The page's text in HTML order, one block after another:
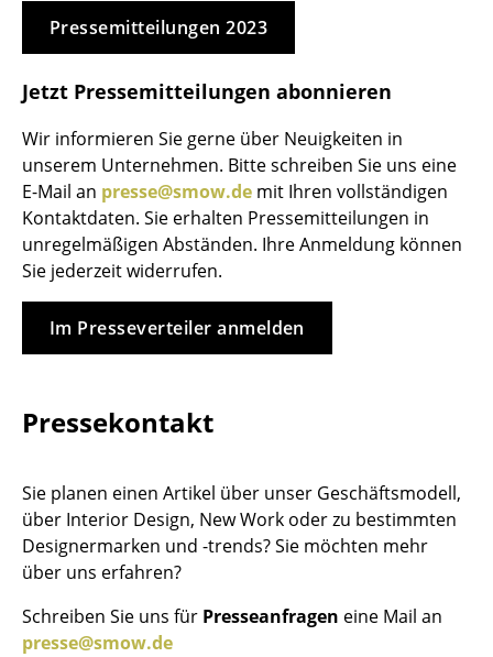
... alle Tische
Aufbewahren
Regale & Schränke
Bücherregale
Wandregale
Sideboards & Kommoden
Beistell- & Rollcontainer
Kleinaufbewahrung
Einzelteile
... alle Aufbewahrungsmöbel
Licht
Pressemitteilungen 2023
Jetzt Pressemitteilungen abonnieren
Wir informieren Sie gerne über Neuigkeiten in
unserem Unternehmen. Bitte schreiben Sie uns eine
E-Mail an presse@smow.de mit Ihren vollständigen
Kontaktdaten. Sie erhalten Pressemitteilungen in
unregelmäßigen Abständen. Ihre Anmeldung können
Sie jederzeit widerrufen.
Im Presseverteiler anmelden
Pressekontakt
Sie planen einen Artikel über unser Geschäftsmodell,
über Interior Design, New Work oder zu bestimmten
Designermarken und -trends? Sie möchten mehr
über uns erfahren?
Schreiben Sie uns für Presseanfragen eine Mail an
presse@smow.de